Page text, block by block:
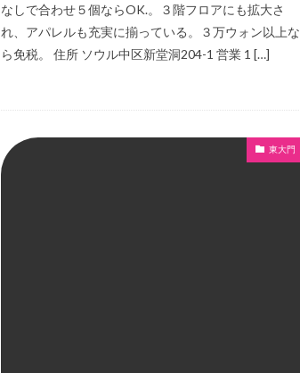
なしで合わせ５個ならOK.。３階フロアにも拡大さ
れ、アパレルも充実に揃っている。３万ウォン以上な
ら免税。 住所 ソウル中区新堂洞204-1 営業 1 […]
東大門